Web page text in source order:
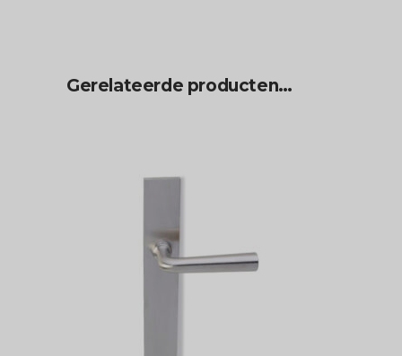
Gerelateerde producten…